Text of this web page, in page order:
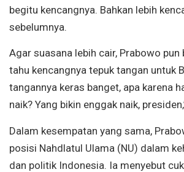
begitu kencangnya. Bahkan lebih
sebelumnya.
Agar suasana lebih cair, Prabowo pun
tahu kencangnya tepuk tangan untuk
tangannya keras banget, apa karena
naik? Yang bikin enggak naik,
Dalam kesempatan yang sama,
posisi Nahdlatul Ulama (NU) dalam
dan politik Indonesia. Ia menyebut